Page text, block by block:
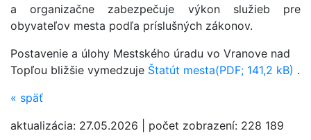
a organizačne zabezpečuje výkon služieb pre
obyvateľov mesta podľa príslušných zákonov.
Postavenie a úlohy Mestského úradu vo Vranove nad
Topľou bližšie vymedzuje Štatút mesta(PDF; 141,2 kB) .
« späť
aktualizácia: 27.05.2026 počet zobrazení: 228 189